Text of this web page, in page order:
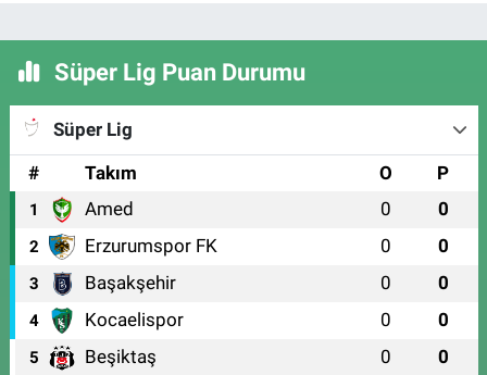
Süper Lig Puan Durumu
Süper Lig
#
Takım O P
1 Amed 0 0
2 Erzurumspor FK 0 0
3 Başakşehir 0 0
4 Kocaelispor 0 0
5 Beşiktaş 0 0